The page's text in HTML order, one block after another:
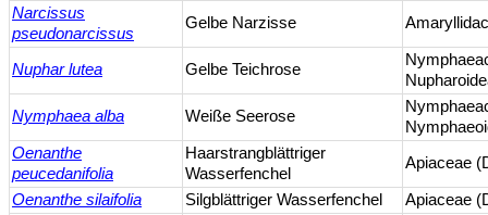
Narcissus
pseudonarcissus
Gelbe Narzisse
Nuphar lutea Gelbe Teichrose
Nymphaea alba Weiße Seerose
Oenanthe
peucedanifolia
Haarstrangblättriger
Wasserfenchel
Apiaceae
Oenanthe silaifolia Silgblättriger Wasserfenchel
Apiaceae